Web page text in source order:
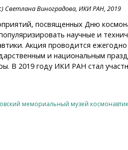
Светлана Виноградова, ИКИ РАН, 2019
посвященных Дню
научные и
Акция проводится ежегодно
и национальным
В 2019 году ИКИ РАН стал
мемориальный музей